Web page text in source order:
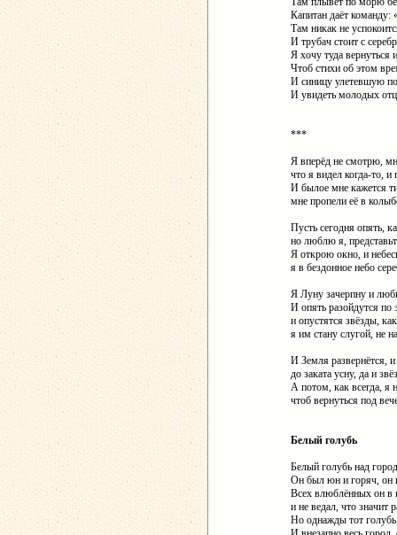
Капитан даёт
Там никак не
И трубач стоит с
Я хочу туда вернуться
Чтоб стихи об этом
И синицу улетевшую
И увидеть молодых
***
Я вперёд не смотрю,
что я видел когда-то, и
И былое мне кажется
мне пропели её в
Пусть сегодня опять,
но люблю я,
Я открою окно, и
я в бездонное небо
Я Луну зачерпну и
И опять разойдутся по
и опустятся звёзды,
я им стану слугой, не
И Земля развернётся,
до заката усну, да и
А потом, как всегда, я
чтоб вернуться под
Белый голубь
Белый голубь над
Он был юн и горяч, он
Всех влюблённых он в
и не ведал, что значит
Но однажды тот голубь